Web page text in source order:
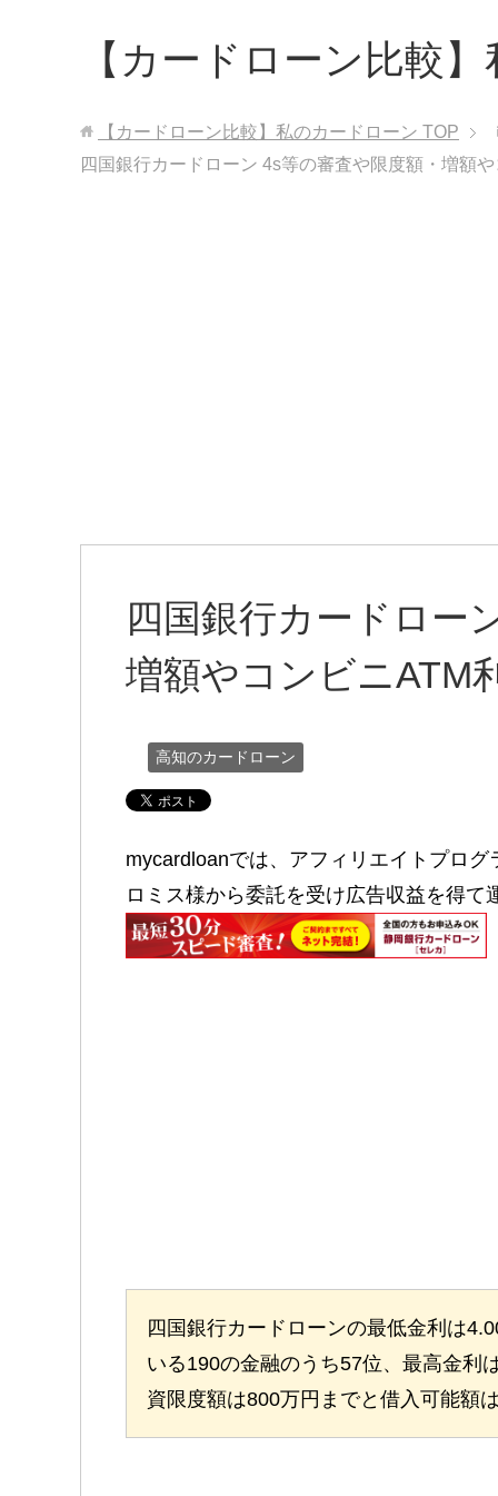
【カードローン比較
【カードローン比較】私のカードローン TOP
四国銀行カードローン 4s等の審査や限度額・増額
四国銀行カードロー
増額やコンビニATM
高知のカードローン
mycardloanでは、アフィリエイトプロ
ロミス様から委託を受け広告収益を得て
四国銀行カードローンの最低金利は
いる190の金融のうち57位、最高金利
資限度額は800万円までと借入可能額